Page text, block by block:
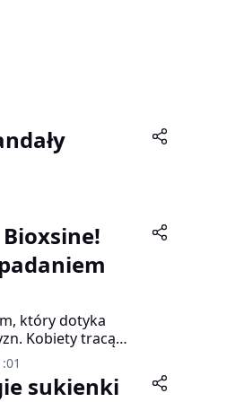
który dotyka
Kobiety tracą
czy też
tracenie
mężczyzn. Ten
sukienki